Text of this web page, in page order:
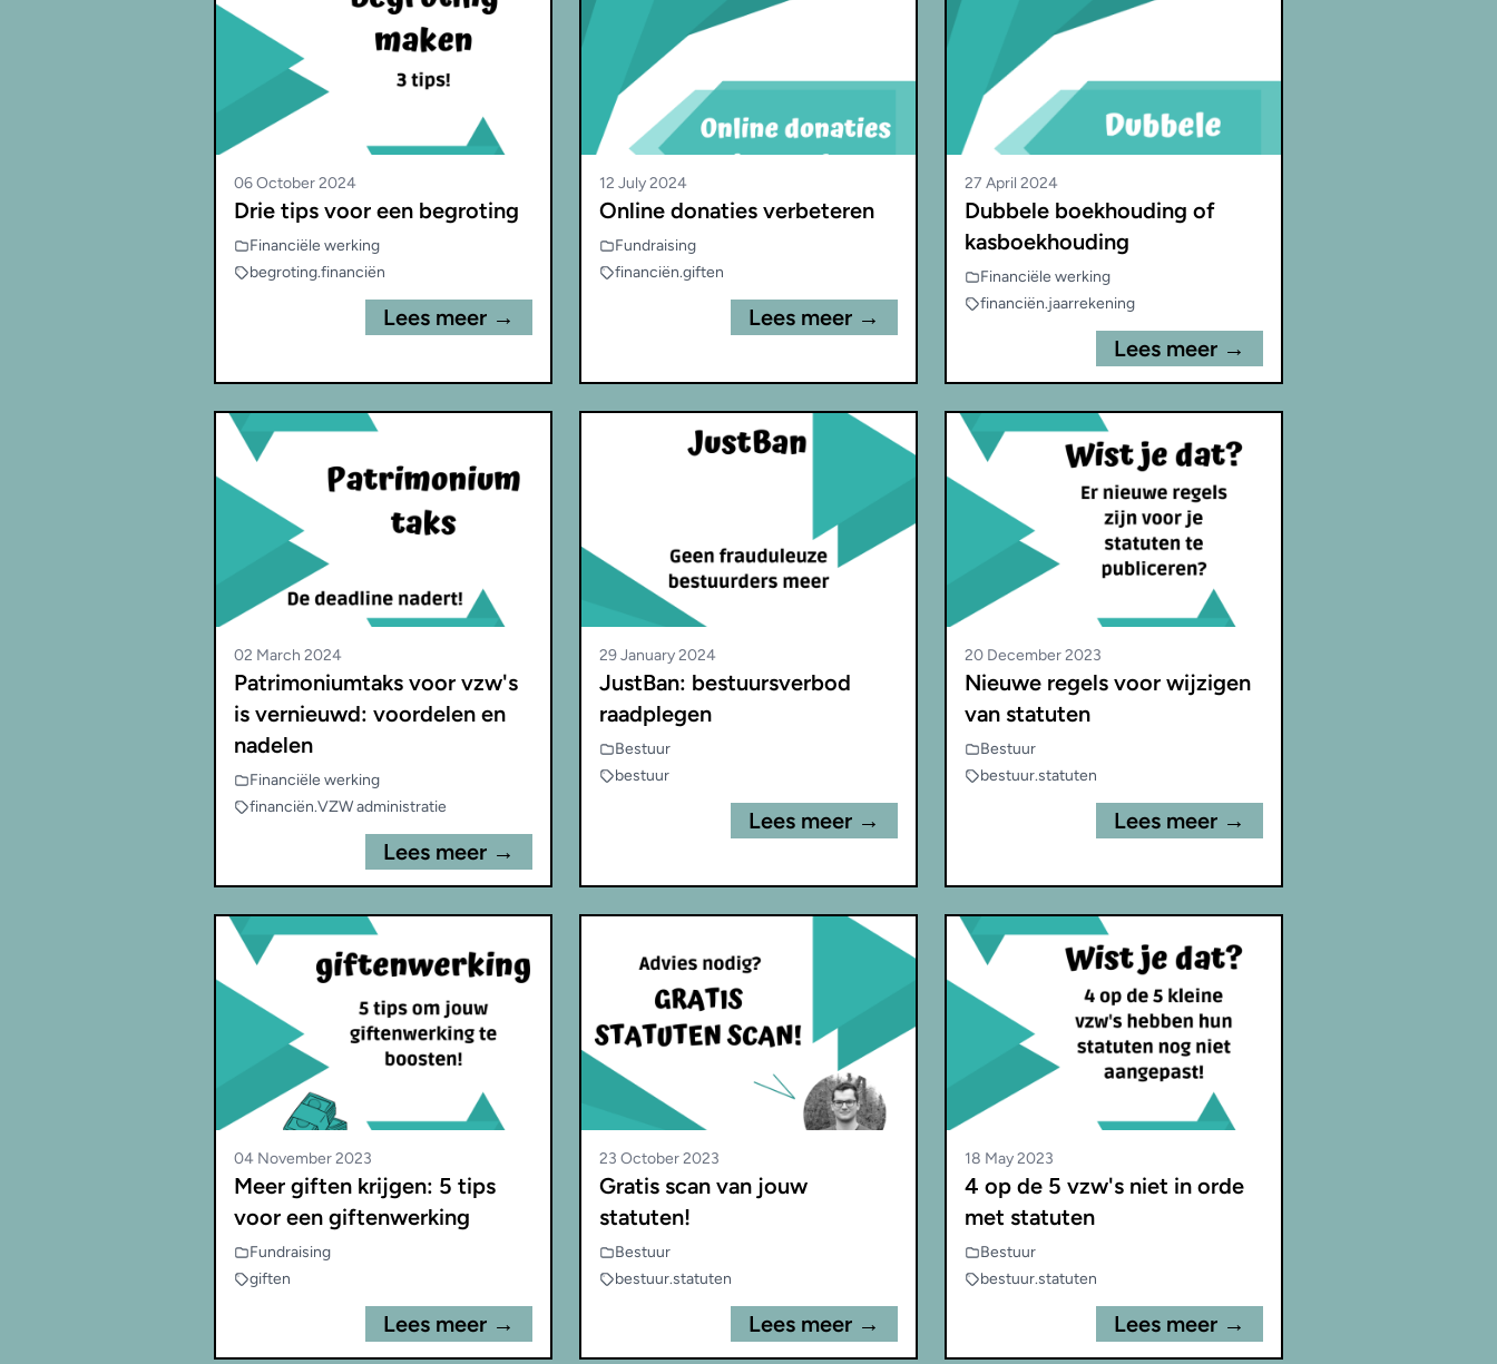
06 October 2024
Drie tips voor een begroting
Financiële werking
begroting.financiën
Lees meer →
12 July 2024
Online donaties verbeteren
Fundraising
financiën.giften
Lees meer →
27 April 2024
Dubbele boekhouding of
kasboekhouding
Financiële werking
financiën.jaarrekening
Lees meer →
02 March 2024
Patrimoniumtaks voor vzw's
is vernieuwd: voordelen en
nadelen
Financiële werking
financiën.VZW administratie
Lees meer →
29 January 2024
JustBan: bestuursverbod
raadplegen
Bestuur
bestuur
Lees meer →
20 December 2023
Nieuwe regels voor wijzigen
van statuten
Bestuur
bestuur.statuten
Lees meer →
04 November 2023
Meer giften krijgen: 5 tips
voor een giftenwerking
Fundraising
giften
Lees meer →
23 October 2023
Gratis scan van jouw
statuten!
Bestuur
bestuur.statuten
Lees meer →
18 May 2023
4 op de 5 vzw's niet in orde
met statuten
Bestuur
bestuur.statuten
Lees meer →